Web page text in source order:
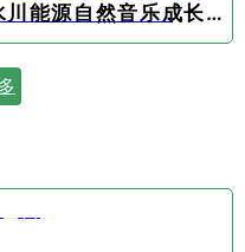
能源自然音乐成长营